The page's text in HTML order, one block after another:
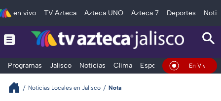
en vivo TV Azteca Azteca UNO Azteca 7 Deportes
Programas Jalisco Noticias Clima Espectáculos Deportes
En Vivo
Noticias Locales en Jalisco Nota